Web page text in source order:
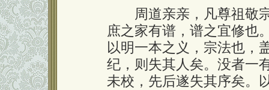
周道亲亲，凡尊祖敬宗
庶之家有谱，谱之宜修也
以明一本之义，宗法也，
纪，则失其人矣。没者一
未校，先后遂失其序矣。